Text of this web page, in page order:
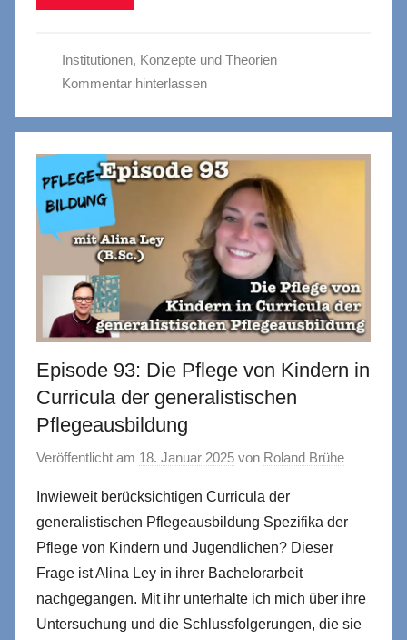
Institutionen, Konzepte und Theorien
Kommentar hinterlassen
Episode 93: Die Pflege von Kindern in
Curricula der generalistischen
Pflegeausbildung
Veröffentlicht am 18. Januar 2025 von Roland Brühe
Inwieweit berücksichtigen Curricula der
generalistischen Pflegeausbildung Spezifika der
Pflege von Kindern und Jugendlichen? Dieser
Frage ist Alina Ley in ihrer Bachelorarbeit
nachgegangen. Mit ihr unterhalte ich mich über ihre
Untersuchung und die Schlussfolgerungen, die sie